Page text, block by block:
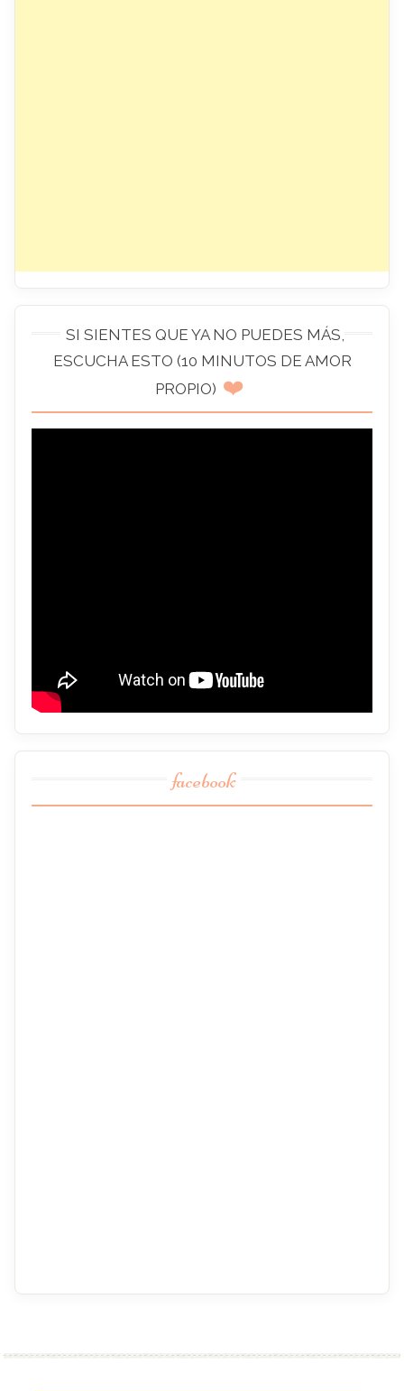
SI SIENTES QUE YA NO PUEDES MÁS,
ESCUCHA ESTO (10 MINUTOS DE AMOR
PROPIO) ❤️
facebook